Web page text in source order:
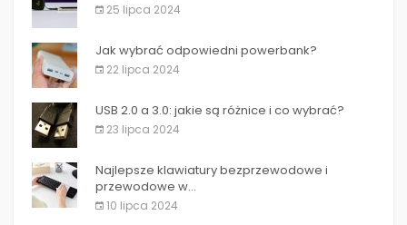
25 lipca 2024
Jak wybrać odpowiedni powerbank?
22 lipca 2024
USB 2.0 a 3.0: jakie są różnice i co wybrać?
23 lipca 2024
Najlepsze klawiatury bezprzewodowe i
przewodowe w...
10 lipca 2024